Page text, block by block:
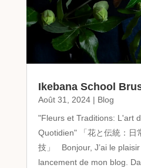
Ikebana School
Août 31, 2024| Blog
"Fleurs et Traditions: L'art
Quotidien" 「花と伝統：日
技」 Bonjour, J’ai le
lancement de mon blog.